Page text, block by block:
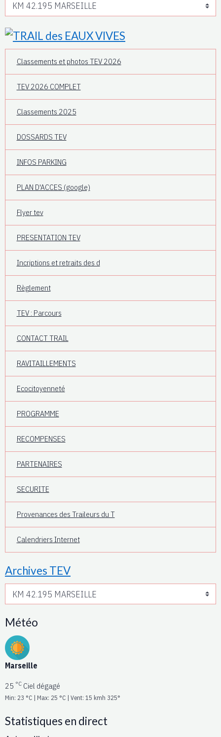
Classements et photos TEV 2026
TEV 2026 COMPLET
Classements 2025
DOSSARDS TEV
INFOS PARKING
PLAN D'ACCES (google)
Flyer tev
PRESENTATION TEV
Incriptions et retraits des d
Règlement
TEV : Parcours
CONTACT TRAIL
RAVITAILLEMENTS
Ecocitoyenneté
PROGRAMME
RECOMPENSES
PARTENAIRES
SECURITE
Provenances des Traileurs du T
Calendriers Internet
Archives TEV
Météo
Marseille
25 °C Ciel dégagé
Min: 23 °C | Max: 25 °C | Vent: 15 kmh 325°
Statistiques en direct